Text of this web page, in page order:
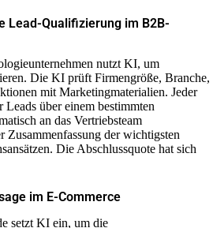
Lead-Qualifizierung im B2B-
nutzt KI, um
Die KI prüft Firmengröße, Branche,
mit Marketingmaterialien. Jeder
über einem bestimmten
an das Vertriebsteam
Zusammenfassung der wichtigsten
Die Abschlussquote hat sich
im E-Commerce
setzt KI ein, um die